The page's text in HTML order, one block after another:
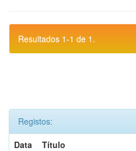
Resultados 1-1 de 1.
Registos:
Data
Título